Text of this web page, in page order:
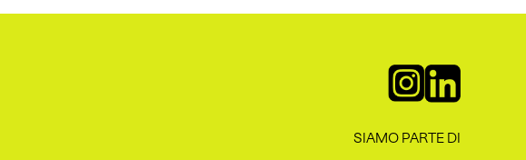
SIAMO PARTE DI